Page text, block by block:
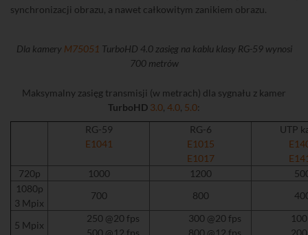
synchronizacji obrazu, a nawet całkowitym zanikiem obrazu.
Dla kamery M75051 TurboHD 4.0 zasięg na kablu klasy RG-59 wynosi
700 metrów
Maksymalny zasięg transmisji (w metrach) dla sygnału z kamer
TurboHD 3.0, 4.0, 5.0:
RG-59
E1041
RG-6
E1015
E1017
UTP
720p
1000 1200
1080p
3 Mpix
700 800
5 Mpix
250 @20 fps
500 @12 fps
300 @20 fps
800 @12 fps
100
200